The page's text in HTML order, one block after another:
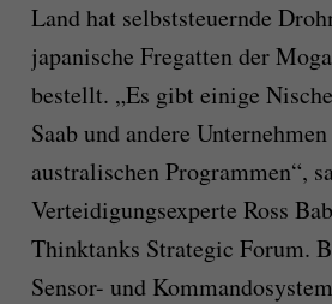
Land hat selbststeuernde
japanische Fregatten der
bestellt. „Es gibt einige
Saab und andere
australischen Programmen“,
Verteidigungsexperte Ross
Thinktanks Strategic Forum.
Sensor- und